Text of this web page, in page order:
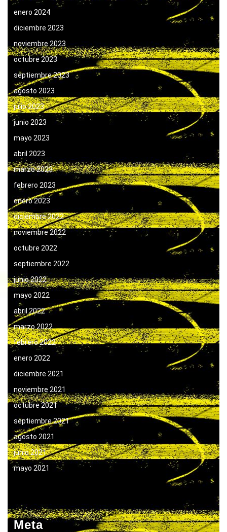
enero 2024
diciembre 2023
noviembre 2023
octubre 2023
septiembre 2023
agosto 2023
julio 2023
junio 2023
mayo 2023
abril 2023
marzo 2023
febrero 2023
enero 2023
diciembre 2022
noviembre 2022
octubre 2022
septiembre 2022
junio 2022
mayo 2022
abril 2022
marzo 2022
febrero 2022
enero 2022
diciembre 2021
noviembre 2021
octubre 2021
septiembre 2021
agosto 2021
junio 2021
mayo 2021
Meta